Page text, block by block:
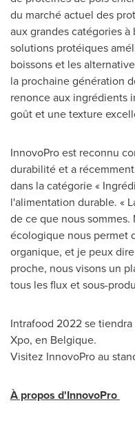
du marché actuel des
aux grandes catégories
solutions protéiques
boissons et les
la prochaine génération
renonce aux ingrédients
goût et une texture
InnovoPro est reconnu
durabilité et a
dans la catégorie «
l'alimentation durable. «
de ce que nous
écologique nous permet
organique, et je peux
proche, nous visons un
tous les flux et sous-
Intrafood 2022 se
Xpo, en Belgique.
Visitez InnovoPro au
À propos d'InnovoPro